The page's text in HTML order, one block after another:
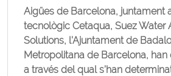
Aigües de Barcelona, ​​juntament
tecnològic Cetaqua, Suez Water
Solutions, l’Ajuntament de
Metropolitana de Barcelona,
a través del qual s’han